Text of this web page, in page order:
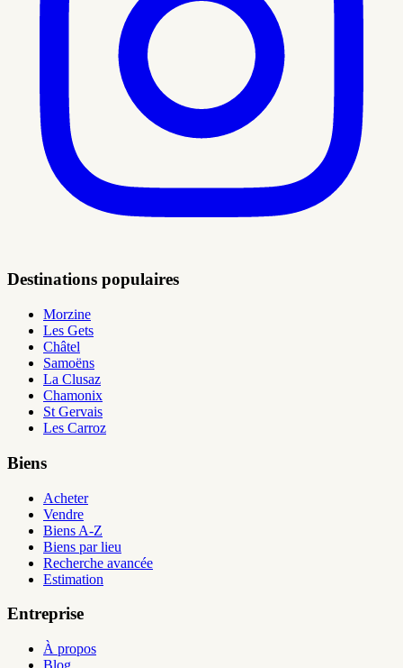
Destinations populaires
Morzine
Les Gets
Châtel
Samoëns
La Clusaz
Chamonix
St Gervais
Les Carroz
Biens
Acheter
Vendre
Biens A-Z
Biens par lieu
Recherche avancée
Estimation
Entreprise
À propos
Blog